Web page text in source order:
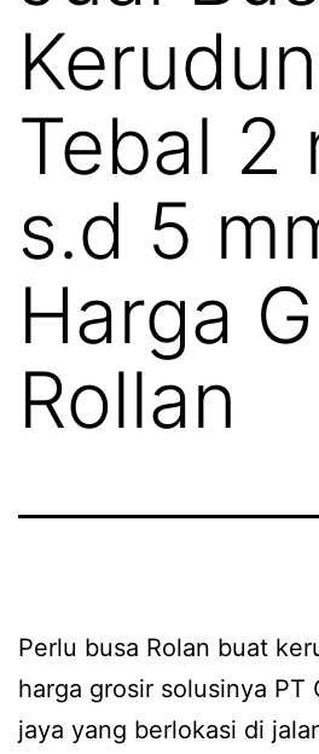
Tebal 2
s.d 5
Harga
Rollan
Perlu busa Rolan buat
harga grosir solusinya PT
jaya yang berlokasi di